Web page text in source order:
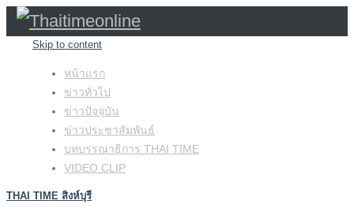
Skip to content
หน้าแรก
ข่าวทั่วไป
ข่าวปัจจุบัน
ข่าวประชาสัมพันธ์
บทบรรณาธิการ THAI TIME
VIDEO CLIP
THAI TIME สิงห์บุรี